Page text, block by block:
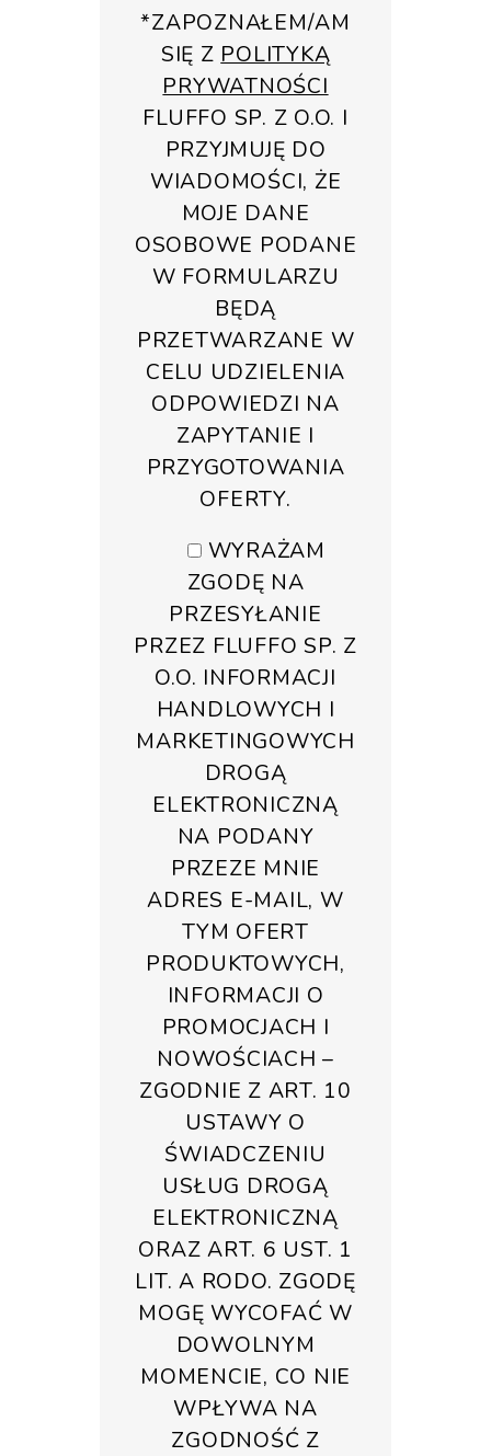
*ZAPOZNAŁEM/AM
SIĘ Z POLITYKĄ
PRYWATNOŚCI
FLUFFO SP. Z O.O. I
PRZYJMUJĘ DO
WIADOMOŚCI, ŻE
MOJE DANE
OSOBOWE PODANE
W FORMULARZU
BĘDĄ
PRZETWARZANE W
CELU UDZIELENIA
ODPOWIEDZI NA
ZAPYTANIE I
PRZYGOTOWANIA
OFERTY.
WYRAŻAM
ZGODĘ NA
PRZESYŁANIE
PRZEZ FLUFFO SP. Z
O.O. INFORMACJI
HANDLOWYCH I
MARKETINGOWYCH
DROGĄ
ELEKTRONICZNĄ
NA PODANY
PRZEZE MNIE
ADRES E-MAIL, W
TYM OFERT
PRODUKTOWYCH,
INFORMACJI O
PROMOCJACH I
NOWOŚCIACH –
ZGODNIE Z ART. 10
USTAWY O
ŚWIADCZENIU
USŁUG DROGĄ
ELEKTRONICZNĄ
ORAZ ART. 6 UST. 1
LIT. A RODO. ZGODĘ
MOGĘ WYCOFAĆ W
DOWOLNYM
MOMENCIE, CO NIE
WPŁYWA NA
ZGODNOŚĆ Z